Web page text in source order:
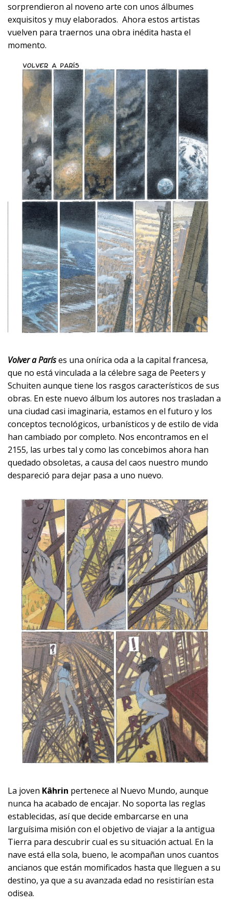
sorprendieron al noveno arte con unos álbumes
exquisitos y muy elaborados. Ahora estos artistas
vuelven para traernos una obra inédita hasta el
momento.
Volver a Paríses una onírica oda a la capital francesa,
que no está vinculada a la célebre saga de Peeters y
Schuiten aunque tiene los rasgos característicos de sus
obras. En este nuevo álbum los autores nos trasladan a
una ciudad casi imaginaria, estamos en el futuro y los
conceptos tecnológicos, urbanísticos y de estilo de vida
han cambiado por completo. Nos encontramos en el
2155, las urbes tal y como las concebimos ahora han
quedado obsoletas, a causa del caos nuestro mundo
despareció para dejar pasa a uno nuevo.
La joven Kâhrin pertenece al Nuevo Mundo, aunque
nunca ha acabado de encajar. No soporta las reglas
establecidas, así que decide embarcarse en una
larguísima misión con el objetivo de viajar a la antigua
Tierra para descubrir cual es su situación actual. En la
nave está ella sola, bueno, le acompañan unos cuantos
ancianos que están momificados hasta que lleguen a su
destino, ya que a su avanzada edad no resistirían esta
odisea.